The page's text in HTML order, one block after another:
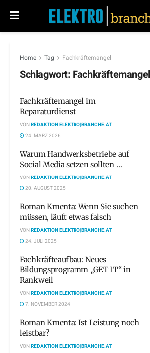
Home Tag Fachkräftemangel
Schlagwort: Fachkräftemangel
Fachkräftemangel im
Reparaturdienst
VONREDAKTION ELEKTRO|BRANCHE.AT
24. MÄRZ 2026
Warum Handwerksbetriebe auf
Social Media setzen sollten …
VONREDAKTION ELEKTRO|BRANCHE.AT
20. AUGUST 2025
Roman Kmenta: Wenn Sie suchen
müssen, läuft etwas falsch
VONREDAKTION ELEKTRO|BRANCHE.AT
24. JULI 2025
Fachkräfteaufbau: Neues
Bildungsprogramm „GET IT“ in
Rankweil
VONREDAKTION ELEKTRO|BRANCHE.AT
7. NOVEMBER 2024
Roman Kmenta: Ist Leistung noch
leistbar?
VONREDAKTION ELEKTRO|BRANCHE.AT